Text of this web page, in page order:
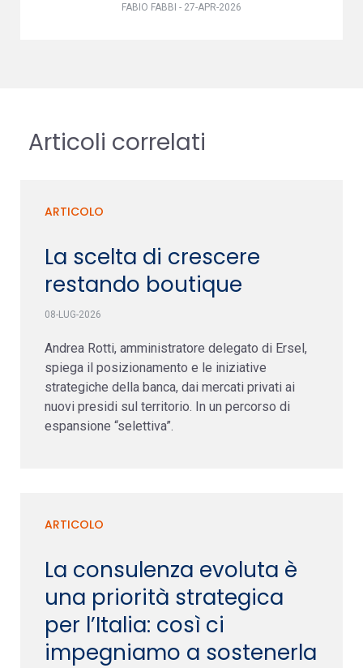
FABIO FABBI - 27-APR-2026
Articoli correlati
ARTICOLO
La scelta di crescere
restando boutique
08-LUG-2026
Andrea Rotti, amministratore delegato di Ersel,
spiega il posizionamento e le iniziative
strategiche della banca, dai mercati privati ai
nuovi presidi sul territorio. In un percorso di
espansione “selettiva”.
ARTICOLO
La consulenza evoluta è
una priorità strategica
per l’Italia: così ci
impegniamo a sostenerla